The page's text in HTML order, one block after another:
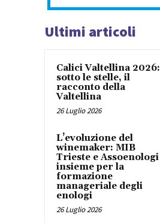
Ultimi articoli
Calici Valtellina 2026:
sotto le stelle, il
racconto della
Valtellina
26 Luglio 2026
L’evoluzione del
winemaker: MIB
Trieste e Assoenologi
insieme per la
formazione
manageriale degli
enologi
26 Luglio 2026